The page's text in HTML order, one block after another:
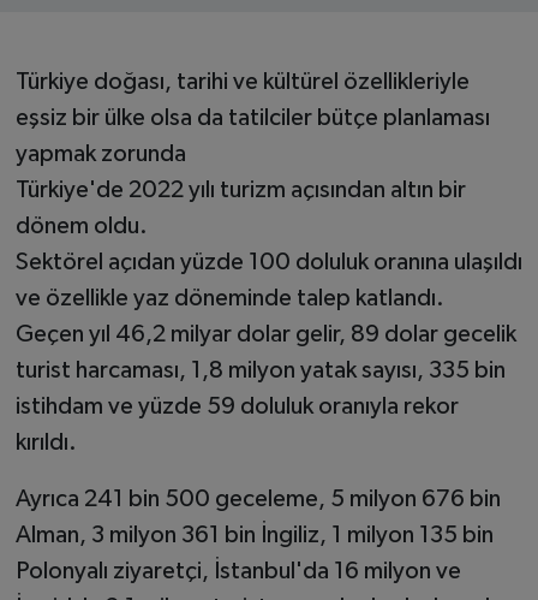
Türkiye doğası, tarihi ve kültürel özellikleriyle
eşsiz bir ülke olsa da tatilciler bütçe planlaması
yapmak zorunda
Türkiye'de 2022 yılı turizm açısından altın bir
dönem oldu.
Sektörel açıdan yüzde 100 doluluk oranına ulaşıldı
ve özellikle yaz döneminde talep katlandı.
Geçen yıl 46,2 milyar dolar gelir, 89 dolar gecelik
turist harcaması, 1,8 milyon yatak sayısı, 335 bin
istihdam ve yüzde 59 doluluk oranıyla rekor
kırıldı.
Ayrıca 241 bin 500 geceleme, 5 milyon 676 bin
Alman, 3 milyon 361 bin İngiliz, 1 milyon 135 bin
Polonyalı ziyaretçi, İstanbul'da 16 milyon ve